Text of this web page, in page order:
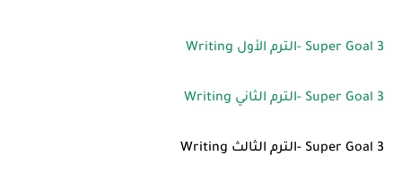
Super Goal 3 -الترم الأول Writing
Super Goal 3 -الترم الثاني Writing
Super Goal 3 -الترم الثالث Writing